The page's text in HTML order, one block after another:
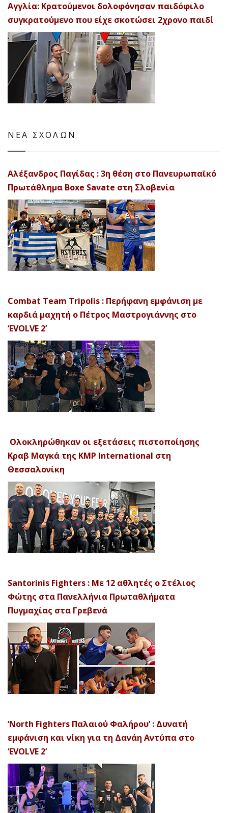
Αγγλία: Κρατούμενοι δολοφόνησαν παιδόφιλο
συγκρατούμενο που είχε σκοτώσει 2χρονο παιδί
ΝΕΑ ΣΧΟΛΩΝ
Αλέξανδρος Παγίδας : 3η θέση στο Πανευρωπαϊκό
Πρωτάθλημα Boxe Savate στη Σλοβενία
Combat Team Tripolis : Περήφανη εμφάνιση με
καρδιά μαχητή ο Πέτρος Μαστρογιάννης στο
‘EVOLVE 2’
Ολοκληρώθηκαν οι εξετάσεις πιστοποίησης
Κραβ Μαγκά της KMP International στη
Θεσσαλονίκη
Santorinis Fighters : Με 12 αθλητές ο Στέλιος
Φώτης στα Πανελλήνια Πρωταθλήματα
Πυγμαχίας στα Γρεβενά
‘North Fighters Παλαιού Φαλήρου’ : Δυνατή
εμφάνιση και νίκη για τη Δανάη Αντύπα στο
‘EVOLVE 2’